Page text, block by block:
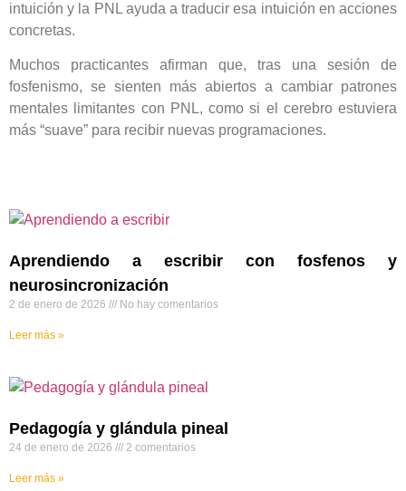
intuición y la PNL ayuda a traducir esa intuición en acciones
concretas.
Muchos practicantes afirman que, tras una sesión de
fosfenismo, se sienten más abiertos a cambiar patrones
mentales limitantes con PNL, como si el cerebro estuviera
más “suave” para recibir nuevas programaciones.
Aprendiendo a escribir con fosfenos y
neurosincronización
2 de enero de 2026 No hay comentarios
Leer más »
Pedagogía y glándula pineal
24 de enero de 2026 2 comentarios
Leer más »